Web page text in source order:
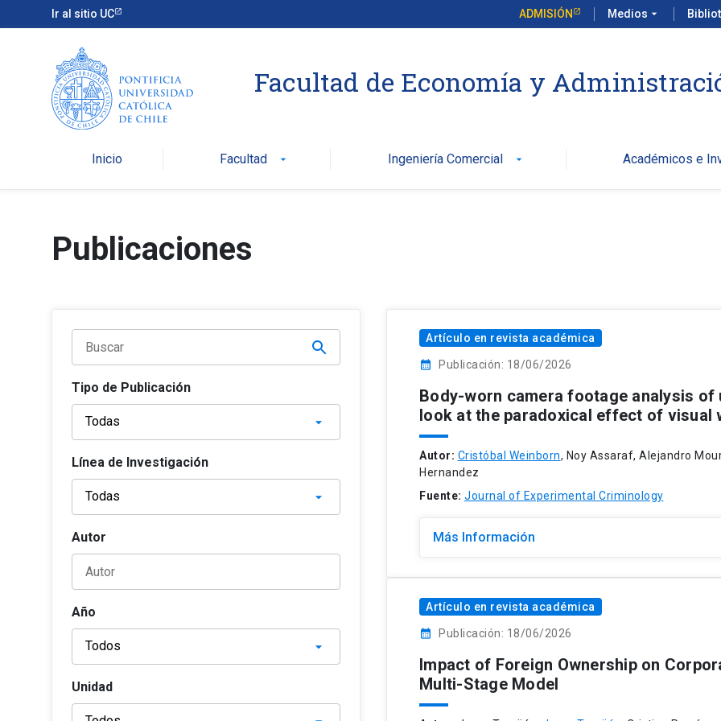
Ir al sitio UC ADMISIÓN Medios arrow_drop_down
Facultad de Economía y
Inicio Facultad arrow_drop_down Ingeniería Comercial arrow_drop_down Académicos e
Publicaciones
Tipo de Publicación
Línea de Investigación
Autor
Año
Unidad
Artículo en revista académica
calendar_month Publicación: 18/06/2026
Body-worn camera footage analysis
look at the paradoxical effect of visual
Autor: Cristóbal Weinborn, Noy Assaraf, Alejandro
Hernandez
Fuente: Journal of Experimental Criminology
Más Información
Artículo en revista académica
calendar_month Publicación: 18/06/2026
Impact of Foreign Ownership on
Multi-Stage Model